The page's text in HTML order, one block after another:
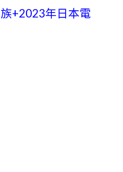
+2023年日本電